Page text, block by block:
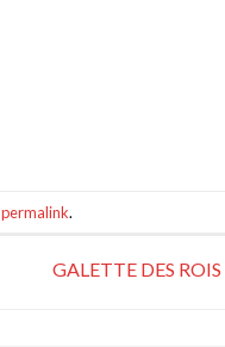
permalink.
GALETTE DES ROIS